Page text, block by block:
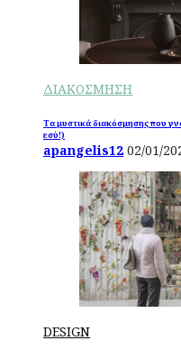
ΔΙΑΚΟΣΜΗΣΗ
Τα μυστικά διακόσμησης που
εσύ!)
apangelis12 02/01/
DESIGN